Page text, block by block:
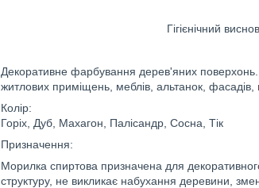
Гігієнічний
Декоративне фарбування дерев'яних
житлових приміщень, меблів, альтанок, фасадів,
Колір:
Горіх, Дуб, Махагон, Палісандр, Сосна, Тік
Призначення:
Морилка спиртова призначена для
структуру, не викликає набухання деревини,